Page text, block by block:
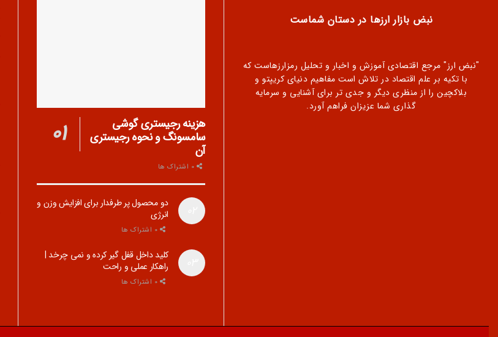
نبض بازار ارزها در دستان شماست
"نبض ارز" مرجع اقتصادی آموزش و اخبار و تحلیل رمزارزهاست که
با تکیه بر علم اقتصاد در تلاش است مفاهیم دنیای کریپتو و
بلاکچین را از منظری دیگر و جدی تر برای آشنایی و سرمایه
گذاری شما عزیزان فراهم آورد.
هزینه رجیستری گوشی
سامسونگ و نحوه رجیستری
آن
دو محصول پر طرفدار برای افزایش وزن و
انرژی
کلید داخل قفل گیر کرده و نمی چرخد |
راهکار عملی و راحت